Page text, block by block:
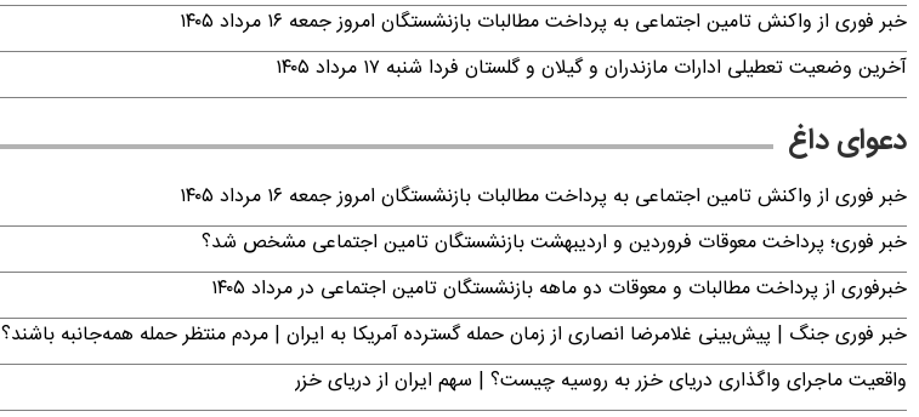
خبر فوری از واکنش تامین اجتماعی به پرداخت مطالبات بازنشستگان امروز جمعه ۱۶ مرداد ۱۴۰۵
آخرین وضعیت تعطیلی ادارات مازندران و گیلان و گلستان فردا شنبه ۱۷ مرداد ۱۴۰۵
دعوای داغ
خبر فوری از واکنش تامین اجتماعی به پرداخت مطالبات بازنشستگان امروز جمعه ۱۶ مرداد ۱۴۰۵
خبر فوری؛ پرداخت معوقات فروردین و اردیبهشت بازنشستگان تامین اجتماعی مشخص شد؟
خبرفوری از پرداخت مطالبات و معوقات دو ماهه بازنشستگان تامین اجتماعی در مرداد ۱۴۰۵
خبر فوری جنگ | پیش‌بینی غلامرضا انصاری از زمان حمله گسترده آمریکا به ایران | مردم منتظر حمله همه‌جانبه باشند؟
واقعیت ماجرای واگذاری دریای خزر به روسیه چیست؟ | سهم ایران از دریای خزر